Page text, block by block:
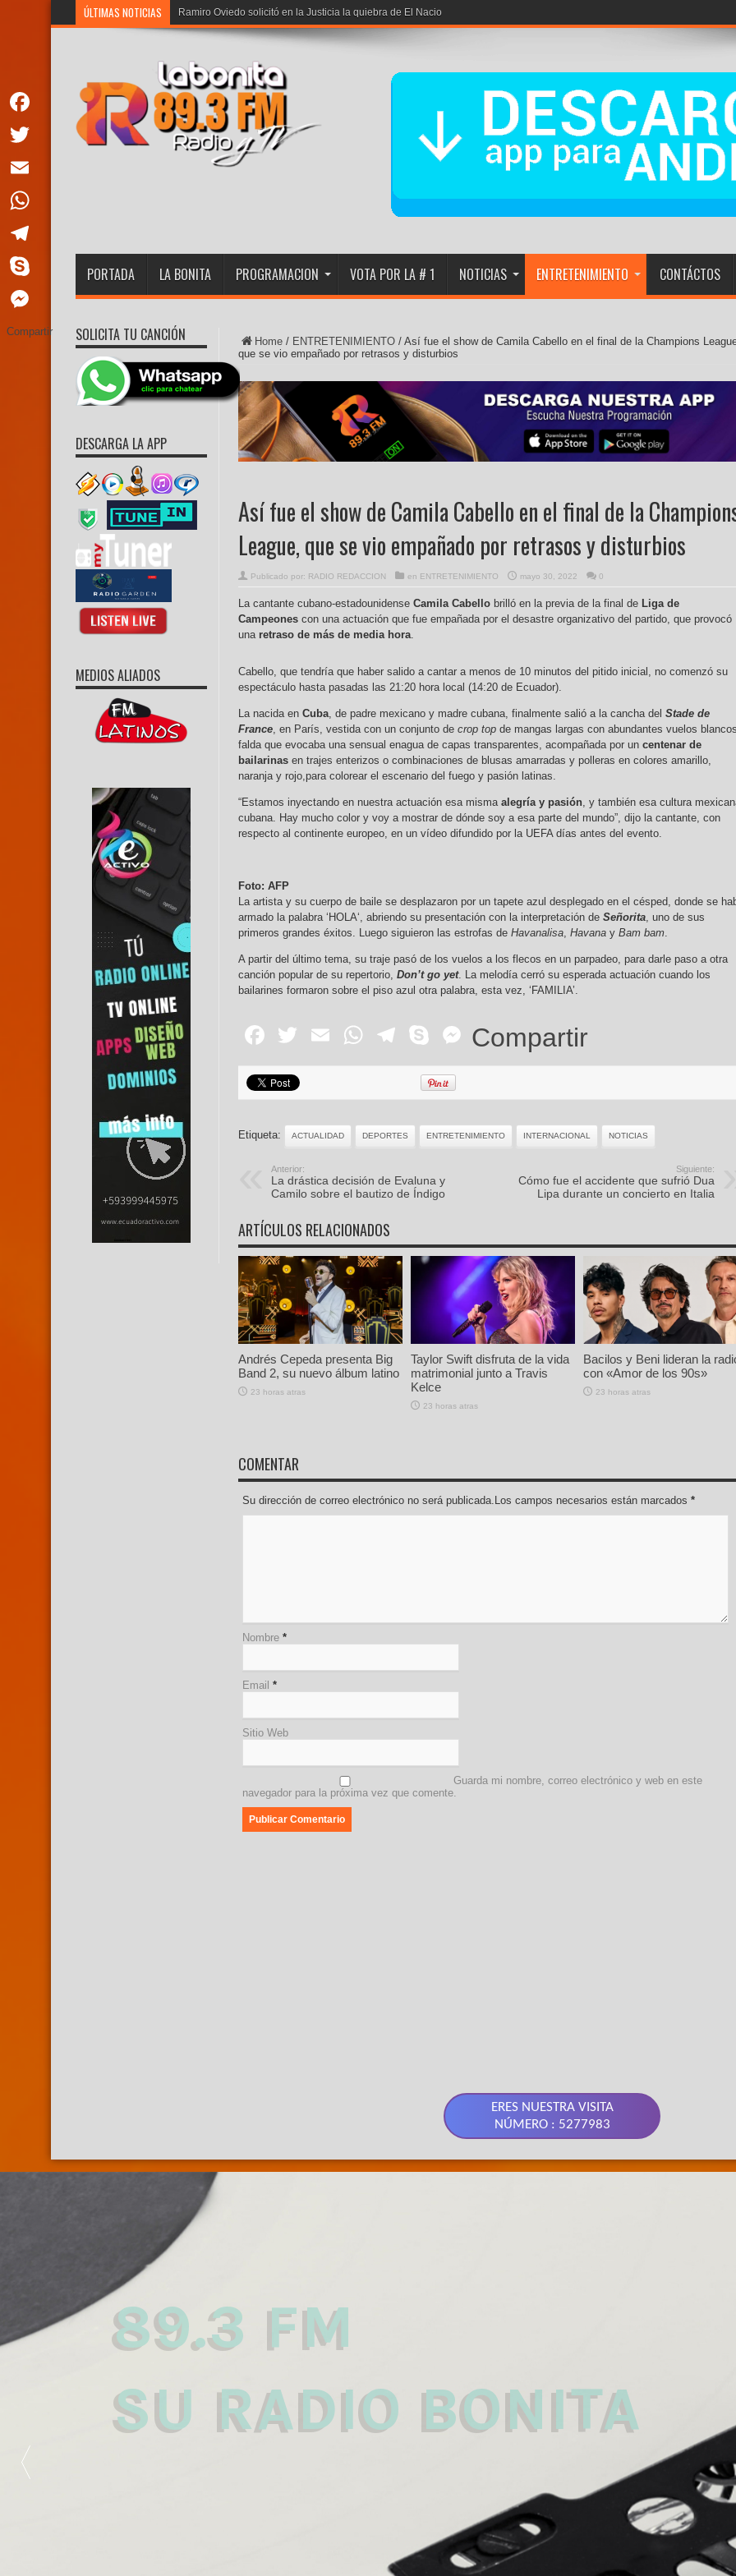
ÚLTIMAS NOTICIAS Ramiro Oviedo solicitó en la Justicia la quiebra de El Nacional
PORTADA LA BONITA PROGRAMACION VOTA POR LA # 1 NOTICIAS ENTRETENIMIENTO CONTÁCTOS
Home / ENTRETENIMIENTO / Así fue el show de Camila Cabello en el final de la Champions
que se vio empañado por retrasos y disturbios
Así fue el show de Camila Cabello en el final de la
League, que se vio empañado por retrasos y disturbios
Publicado por: RADIO REDACCION en ENTRETENIMIENTO mayo 30, 2022 0
La cantante cubano-estadounidense Camila Cabello brilló en la previa de la final de Liga de
Campeones con una actuación que fue empañada por el desastre organizativo del partido, que provocó
una retraso de más de media hora.
Cabello, que tendría que haber salido a cantar a menos de 10 minutos del pitido inicial, no comenzó su
espectáculo hasta pasadas las 21:20 hora local (14:20 de Ecuador).
La nacida en Cuba, de padre mexicano y madre cubana, finalmente salió a la cancha del Stade de
France, en París, vestida con un conjunto de crop top de mangas largas con abundantes vuelos
falda que evocaba una sensual enagua de capas transparentes, acompañada por un centenar de
bailarinas en trajes enterizos o combinaciones de blusas amarradas y polleras en colores amarillo,
naranja y rojo,para colorear el escenario del fuego y pasión latinas.
“Estamos inyectando en nuestra actuación esa mismaalegría y pasión, y también esa cultura
cubana. Hay mucho color y voy a mostrar de dónde soy a esa parte del mundo”, dijo la cantante, con
respecto al continente europeo, en un vídeo difundido por la UEFA días antes del evento.
Foto: AFP
La artista y su cuerpo de baile se desplazaron por un tapete azul desplegado en el césped, donde se
armado la palabra ‘HOLA‘, abriendo su presentación con la interpretación de Señorita, uno de sus
primeros grandes éxitos. Luego siguieron las estrofas de Havanalisa, Havana y Bam bam.
A partir del último tema, su traje pasó de los vuelos a los flecos en un parpadeo, para darle paso a otra
canción popular de su repertorio, Don’t go yet. La melodía cerró su esperada actuación cuando los
bailarines formaron sobre el piso azul otra palabra, esta vez, ‘FAMILIA’.
Facebook
Twitter
EmailWhatsApp
Telegram
SkypeMessenger
Compartir
Etiqueta: ACTUALIDAD DEPORTES ENTRETENIMIENTO INTERNACIONAL NOTICIAS
Anterior:
La drástica decisión de Evaluna y
Camilo sobre el bautizo de Índigo
Siguiente:
Cómo fue el accidente que sufrió Dua
Lipa durante un concierto en Italia
ARTÍCULOS RELACIONADOS
Andrés Cepeda presenta Big
Band 2, su nuevo álbum latino
23 horas atras
Taylor Swift disfruta de la vida
matrimonial junto a Travis
Kelce
23 horas atras
Bacilos y Beni lideran la
con «Amor de los 90s»
23 horas atras
COMENTAR
Su dirección de correo electrónico no será publicada.Los campos necesarios están marcados *
Nombre *
Email *
Sitio Web
Guarda mi nombre, correo electrónico y web en este
navegador para la próxima vez que comente.
SOLICITA TU CANCIÓN
DESCARGA LA APP
MEDIOS ALIADOS
ERES NUESTRA VISITA
NÚMERO : 5277983
89.3 FM
SU RADIO BONITA
Facebook
Twitter
Email
WhatsApp
Telegram
Skype
Messenger
Compartir